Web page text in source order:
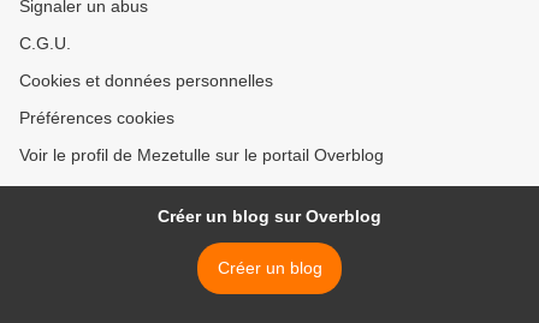
Signaler un abus
C.G.U.
Cookies et données personnelles
Préférences cookies
Voir le profil de Mezetulle sur le portail Overblog
Créer un blog sur Overblog
Créer un blog